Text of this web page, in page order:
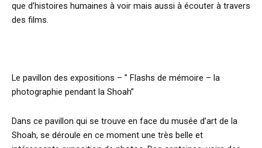
que d’histoires humaines à voir mais aussi à écouter à travers
des films.
Le pavillon des expositions – ” Flashs de mémoire – la
photographie pendant la Shoah”
Dans ce pavillon qui se trouve en face du musée d’art de la
Shoah, se déroule en ce moment une très belle et